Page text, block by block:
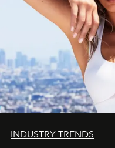
INDUSTRY TRENDS